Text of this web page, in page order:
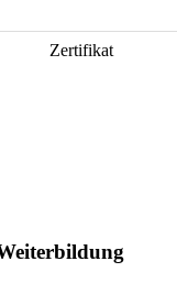
Zertifikat